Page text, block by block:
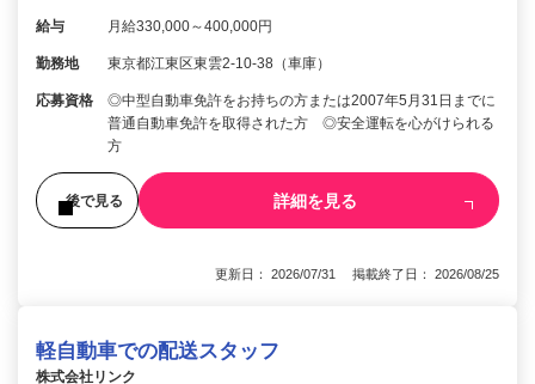
給与 月給330,000～400,000円
勤務地 東京都江東区東雲2-10-38（車庫）
応募資格
◎中型自動車免許をお持ちの方または2007年5月31日までに
普通自動車免許を取得された方 ◎安全運転を心がけられる
方
後で見る 詳細を見る
更新日： 2026/07/31 掲載終了日： 2026/08/25
軽自動車での配送スタッフ
株式会社リンク